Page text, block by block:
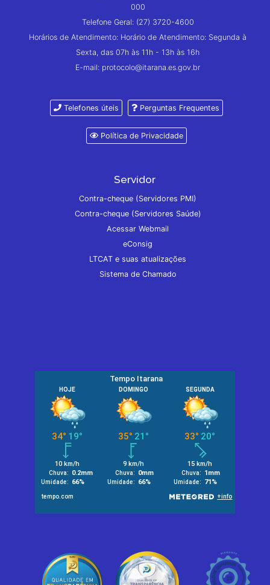
000
Telefone Geral: (27) 3720-4600
Horários de Atendimento: Horário de Atendimento: Segunda à
Sexta, das 07h às 11h - 13h às 16h
E-mail: protocolo@itarana.es.gov.br
Telefones úteis Perguntas Frequentes
Política de Privacidade
Servidor
Contra-cheque (Servidores PMI)
Contra-cheque (Servidores Saúde)
Acessar Webmail
eConsig
LTCAT e suas atualizações
Sistema de Chamado